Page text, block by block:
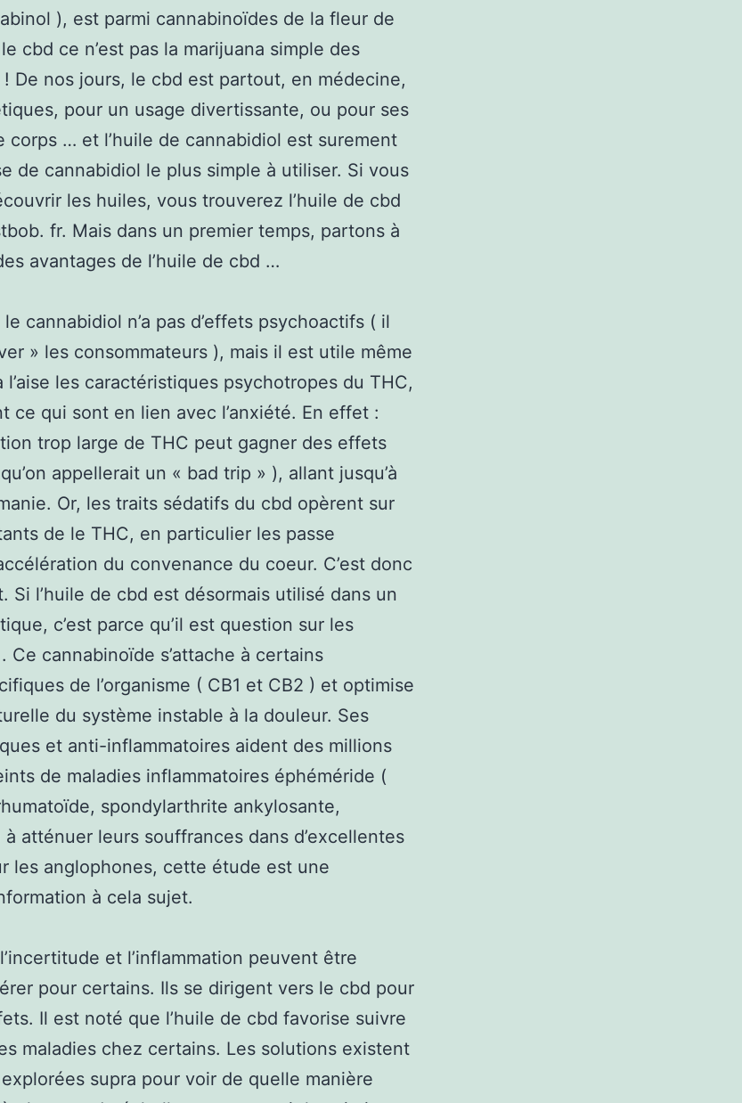
), est parmi cannabinoïdes de la fleur de
cbd ce n’est pas la marijuana simple des
De nos jours, le cbd est partout, en médecine,
pour un usage divertissante, ou pour ses
corps … et l’huile de cannabidiol est surement
de cannabidiol le plus simple à utiliser. Si vous
les huiles, vous trouverez l’huile de cbd
fr. Mais dans un premier temps, partons à
avantages de l’huile de cbd …
cannabidiol n’a pas d’effets psychoactifs ( il
» les consommateurs ), mais il est utile même
l’aise les caractéristiques psychotropes du THC,
ce qui sont en lien avec l’anxiété. En effet :
trop large de THC peut gagner des effets
appellerait un « bad trip » ), allant jusqu’à
Or, les traits sédatifs du cbd opèrent sur
de le THC, en particulier les passe
du convenance du coeur. C’est donc
Si l’huile de cbd est désormais utilisé dans un
c’est parce qu’il est question sur les
Ce cannabinoïde s’attache à certains
de l’organisme ( CB1 et CB2 ) et optimise
du système instable à la douleur. Ses
et anti-inflammatoires aident des millions
de maladies inflammatoires éphéméride (
spondylarthrite ankylosante,
atténuer leurs souffrances dans d’excellentes
les anglophones, cette étude est une
à cela sujet.
et l’inflammation peuvent être
pour certains. Ils se dirigent vers le cbd pour
Il est noté que l’huile de cbd favorise suivre
maladies chez certains. Les solutions existent
supra pour voir de quelle manière